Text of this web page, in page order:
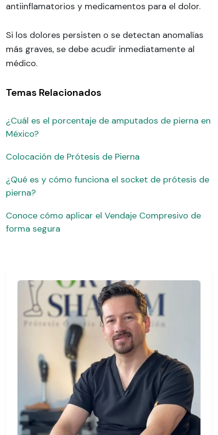
antiinflamatorios y medicamentos para el dolor.
Si los dolores persisten o se detectan anomalías
más graves, se debe acudir inmediatamente al
médico.
Temas Relacionados
¿Cuál es el porcentaje de amputados de pierna en
México?
Colocación de Prótesis de Pierna
¿Qué es y cómo funciona el socket de prótesis de
pierna?
Conoce cómo aplicar el Vendaje Compresivo de
forma segura